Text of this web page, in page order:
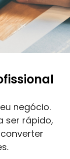
negócio.
ser rápido,